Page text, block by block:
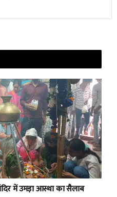
में उमड़ा आस्था का सैलाब